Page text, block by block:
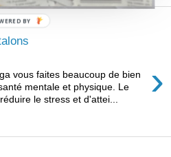
›
vous faites beaucoup de bien
mentale et physique. Le
le stress et d'attei...
BY